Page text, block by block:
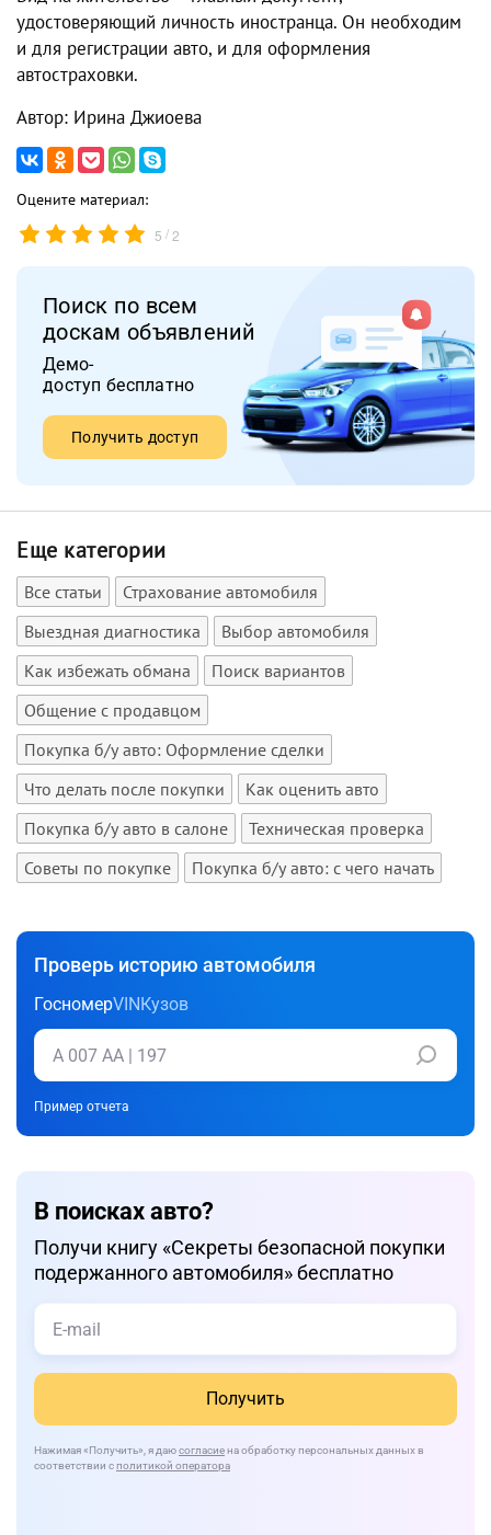
удостоверяющий личность иностранца. Он необходим
и для регистрации авто, и для оформления
автостраховки.
Автор: Ирина Джиоева
Оцените материал:
5 /2
Поиск по всем
доскам объявлений
Демо-
доступ бесплатно
Получить доступ
Еще категории
Все статьи
Страхование автомобиля
Выездная диагностика
Выбор автомобиля
Как избежать обмана
Поиск вариантов
Общение с продавцом
Покупка б/у авто: Оформление сделки
Что делать после покупки
Как оценить авто
Покупка б/у авто в салоне
Техническая проверка
Советы по покупке
Покупка б/у авто: с чего начать
Проверь историю автомобиля
ГосномерVINКузов
Пример отчета
В поисках авто?
Получи книгу «Cекреты безопасной покупки
подержанного автомобиля» бесплатно
Получить
Нажимая «Получить» , я даюсогласиена обработку персональных данных в
соответствии сполитикой оператора